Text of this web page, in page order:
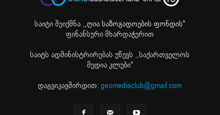
საიტი შეიქმნა ,„ღია საზოგადოების ფონდის"
ფინანსური მხარდაჭერით
საიტს ადმინისტრირებას უწევს ,,საქართველოს
მედია კლუბი"
დაგვიკავშირდით:geomediaclub@gmail.com